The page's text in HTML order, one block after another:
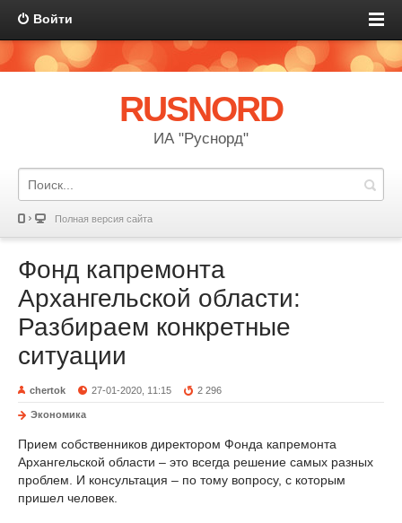
Войти
RUSNORD
ИА "Руснорд"
Полная версия сайта
Фонд капремонта
Архангельской области:
Разбираем конкретные
ситуации
chertok 27-01-2020, 11:15 2 296
Экономика
Прием собственников директором Фонда капремонта
Архангельской области – это всегда решение самых разных
проблем. И консультация – по тому вопросу, с которым
пришел человек.